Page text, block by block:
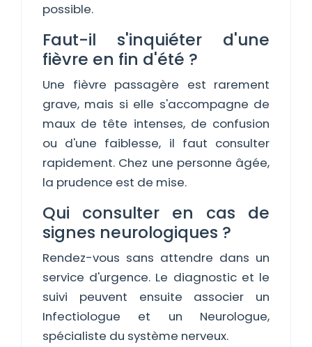
possible.
Faut-il s'inquiéter d'une
fièvre en fin d'été ?
Une fièvre passagère est rarement
grave, mais si elle s'accompagne de
maux de tête intenses, de confusion
ou d'une faiblesse, il faut consulter
rapidement. Chez une personne âgée,
la prudence est de mise.
Qui consulter en cas de
signes neurologiques ?
Rendez-vous sans attendre dans un
service d'urgence. Le diagnostic et le
suivi peuvent ensuite associer un
Infectiologue et un Neurologue,
spécialiste du système nerveux.